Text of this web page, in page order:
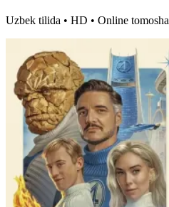
Uzbek tilida • HD • Online tomosha